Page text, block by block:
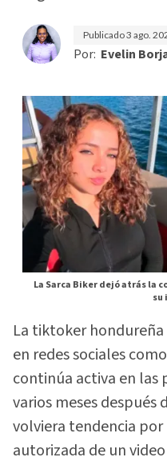
Publicado3 ago.
Por: Evelin
La Sarca Biker dejó atrás la
su
La tiktoker hondureña
en redes sociales como
continúa activa en
varios meses después
volviera tendencia
autorizada de un